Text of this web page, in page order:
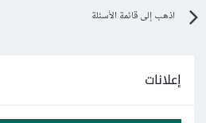
اذهب إلى قائمة الأسئلة
إعلانات